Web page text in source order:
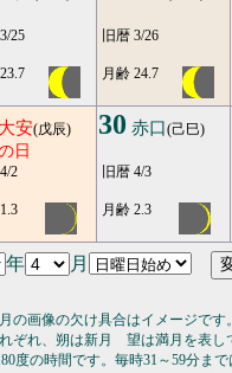
25 旧暦 3/26
月齢 24.7
大安(戊辰)
日
2
30 赤口(己巳)
旧暦 4/3
月齢 2.3
年 月
画像の欠け具合はイメージです
ぞれ、朔は新月 望は満月を表し
の時間です。毎時31～59分まで